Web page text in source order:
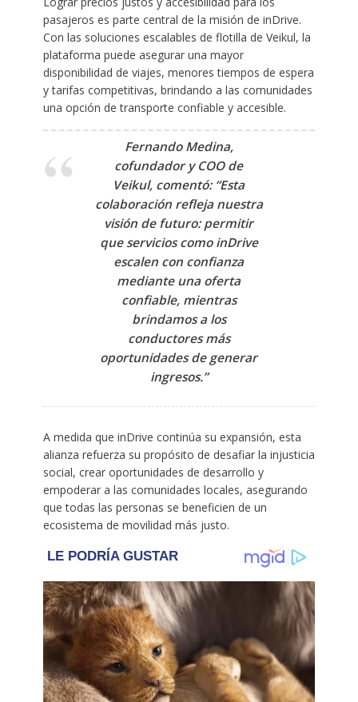
pasajeros es parte central de la misión de inDrive.
Con las soluciones escalables de flotilla de Veikul, la
plataforma puede asegurar una mayor
disponibilidad de viajes, menores tiempos de espera
y tarifas competitivas, brindando a las comunidades
una opción de transporte confiable y accesible.
Fernando Medina,
cofundador y COO de
Veikul, comentó: “Esta
colaboración refleja nuestra
visión de futuro: permitir
que servicios como inDrive
escalen con confianza
mediante una oferta
confiable, mientras
brindamos a los
conductores más
oportunidades de generar
ingresos.”
A medida que inDrive continúa su expansión, esta
alianza refuerza su propósito de desafiar la injusticia
social, crear oportunidades de desarrollo y
empoderar a las comunidades locales, asegurando
que todas las personas se beneficien de un
ecosistema de movilidad más justo.